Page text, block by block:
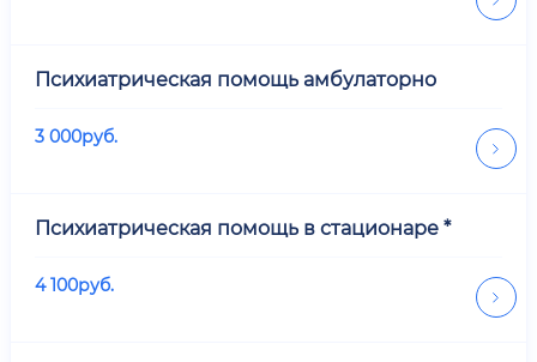
Психиатрическая помощь амбулаторно
3 000руб.
Психиатрическая помощь в стационаре *
4 100руб.